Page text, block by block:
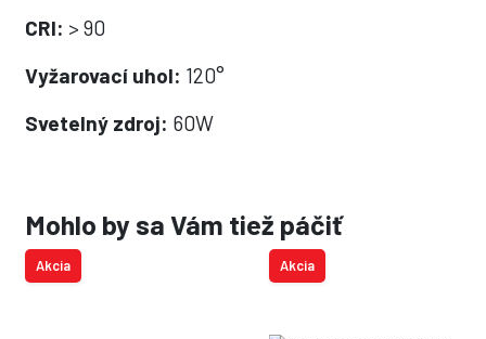
CRI: > 90
Vyžarovací uhol: 120°
Svetelný zdroj: 60W
Mohlo by sa Vám tiež páčiť
Akcia Akcia